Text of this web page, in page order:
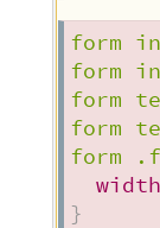
form
form
form
form
form
width
}